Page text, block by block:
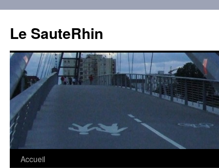
contenu
Le SauteRhin
Accueil